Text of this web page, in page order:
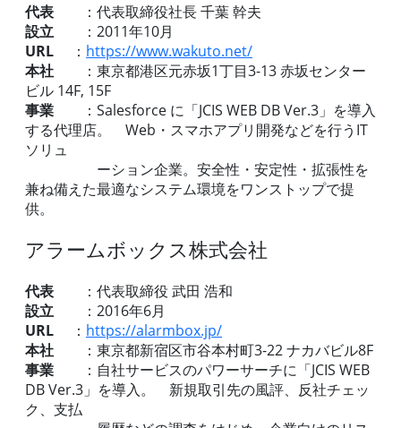
代表 ：代表取締役社長 千葉 幹夫
設立 ：2011年10月
URL ： https://www.wakuto.net/
本社 ：東京都港区元赤坂1丁目3-13 赤坂センター
ビル 14F, 15F
事業 ：Salesforce に「JCIS WEB DB Ver.3」を導入
する代理店。 Web・スマホアプリ開発などを行うIT
ソリュ
ーション企業。安全性・安定性・拡張性を
兼ね備えた最適なシステム環境をワンストップで提
供。
アラームボックス株式会社
代表 ：代表取締役 武田 浩和
設立 ：2016年6月
URL ： https://alarmbox.jp/
本社：東京都新宿区市谷本村町3-22 ナカバビル8F
事業 ：自社サービスのパワーサーチに「JCIS WEB
DB Ver.3」を導入。 新規取引先の風評、反社チェッ
ク、支払